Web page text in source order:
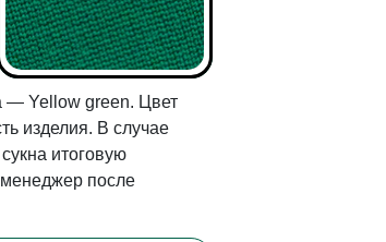
— Yellow green. Цвет
изделия. В случае
итоговую
после